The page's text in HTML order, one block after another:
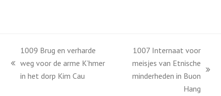
previous
post:
1009 Brug en verharde
weg voor de arme K’hmer
in het dorp Kim Cau
1007 Internaat voor
meisjes van Etnische
minderheden in Buon
Hang